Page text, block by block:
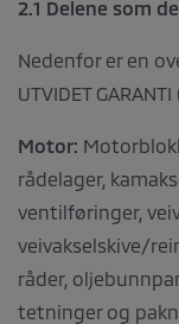
2.1 Delene som
Nedenfor er en
UTVIDET
Motor:
rådelager,
ventilføringer,
veivakselskive/
råder,
tetninger og